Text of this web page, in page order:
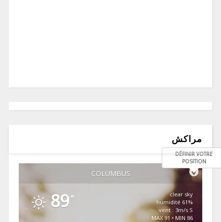
مراكش
COLUMBUS
DÉFINIR VOTRE
POSITION
89 °
clear sky
61% humidité
vent : 3m/s S
MAX 91 • MIN 86